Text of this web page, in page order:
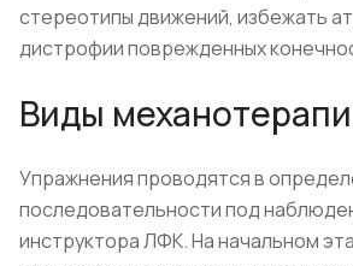
стереотипы движений, избежать
дистрофии поврежденных
Виды
Упражнения проводятся в
последовательности под
инструктора ЛФК. На начальном